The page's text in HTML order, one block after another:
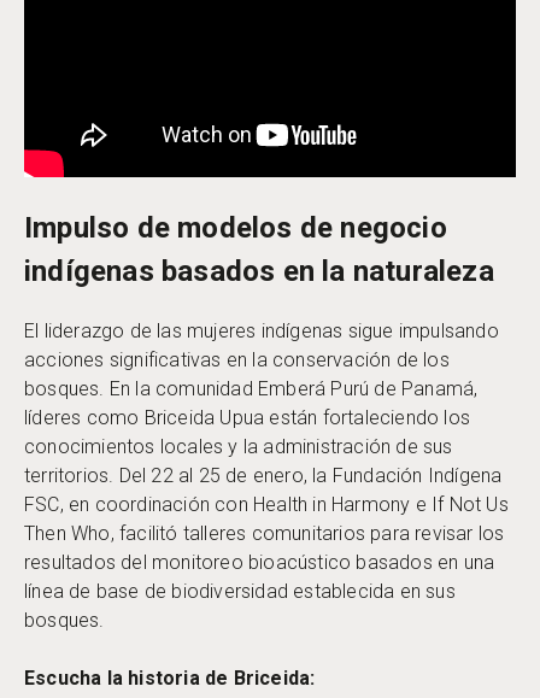
Impulso de modelos de negocio
indígenas basados en la naturaleza
El liderazgo de las mujeres indígenas sigue impulsando
acciones significativas en la conservación de los
bosques. En la comunidad Emberá Purú de Panamá,
líderes como Briceida Upua están fortaleciendo los
conocimientos locales y la administración de sus
territorios. Del 22 al 25 de enero, la Fundación Indígena
FSC, en coordinación con Health in Harmony e If Not Us
Then Who, facilitó talleres comunitarios para revisar los
resultados del monitoreo bioacústico basados en una
línea de base de biodiversidad establecida en sus
bosques.
Escucha la historia de Briceida: